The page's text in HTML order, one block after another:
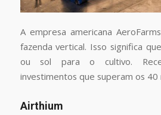
A empresa americana
fazenda vertical. Isso significa
ou sol para o cultivo.
investimentos que superam os 40
Airthium